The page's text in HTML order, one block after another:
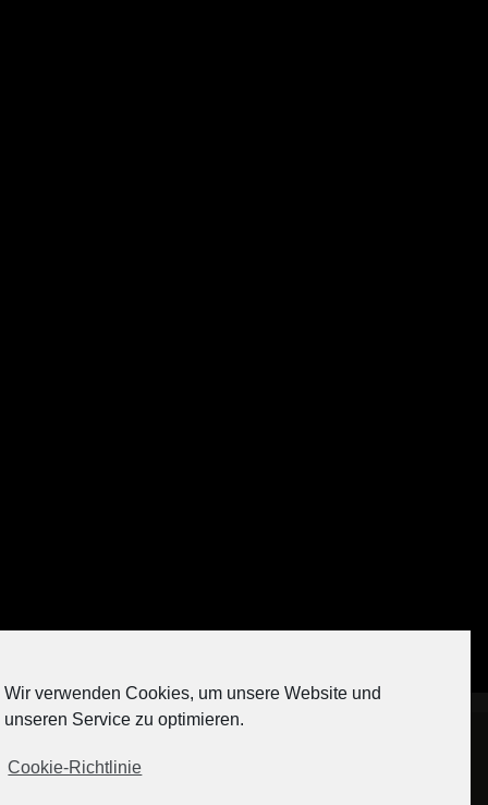
[contact-form-7 404 "Nicht gefunden"]
Wir verwenden Cookies, um unsere Website und
unseren Service zu optimieren.
Cookie-Richtlinie